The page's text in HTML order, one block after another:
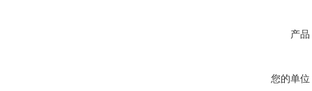
产品
您的单位